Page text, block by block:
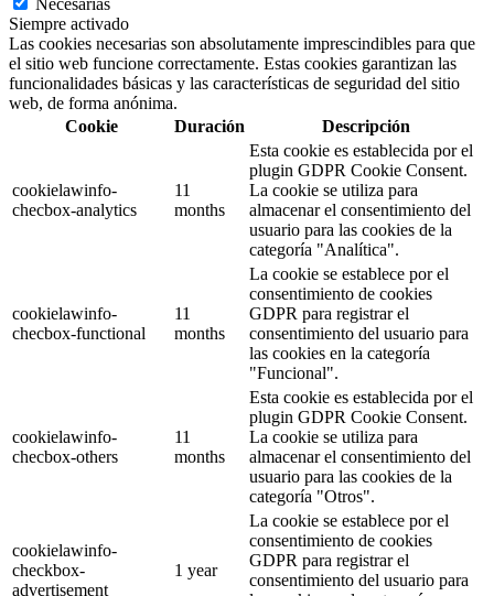
Siempre activado
Las cookies necesarias son absolutamente imprescindibles para que
el sitio web funcione correctamente. Estas cookies garantizan las
funcionalidades básicas y las características de seguridad del sitio
web, de forma anónima.
Cookie
Duración Descripción
cookielawinfo-
checbox-analytics
11
months
Esta cookie es establecida por el
plugin GDPR Cookie Consent.
La cookie se utiliza para
almacenar el consentimiento del
usuario para las cookies de la
categoría "Analítica".
cookielawinfo-
checbox-functional
11
months
La cookie se establece por el
consentimiento de cookies
GDPR para registrar el
consentimiento del usuario para
las cookies en la categoría
"Funcional".
cookielawinfo-
checbox-others
11
months
Esta cookie es establecida por el
plugin GDPR Cookie Consent.
La cookie se utiliza para
almacenar el consentimiento del
usuario para las cookies de la
categoría "Otros".
cookielawinfo-
checkbox-
advertisement
1 year
La cookie se establece por el
consentimiento de cookies
GDPR para registrar el
consentimiento del usuario para